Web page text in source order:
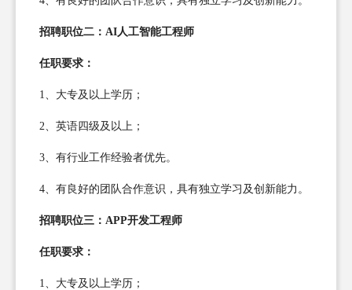
招聘职位二：AI人工智能工程师
任职要求：
1、大专及以上学历；
2、英语四级及以上；
3、有行业工作经验者优先。
4、有良好的团队合作意识，具有独立学习及创新能力。
招聘职位三：APP开发工程师
任职要求：
1、大专及以上学历；